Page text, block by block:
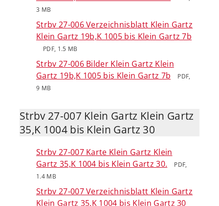
3 MB
Strbv 27-006 Verzeichnisblatt Klein Gartz
Klein Gartz 19b,K 1005 bis Klein Gartz 7b
PDF, 1.5 MB
Strbv 27-006 Bilder Klein Gartz Klein
Gartz 19b,K 1005 bis Klein Gartz 7b
PDF,
9 MB
Strbv 27-007 Klein Gartz Klein Gartz
35,K 1004 bis Klein Gartz 30
Strbv 27-007 Karte Klein Gartz Klein
Gartz 35,K 1004 bis Klein Gartz 30.
PDF,
1.4 MB
Strbv 27-007 Verzeichnisblatt Klein Gartz
Klein Gartz 35,K 1004 bis Klein Gartz 30